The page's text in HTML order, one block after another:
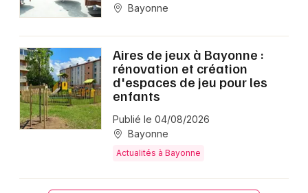
Bayonne
Aires de jeux à Bayonne :
rénovation et création
d'espaces de jeu pour les
enfants
Publié le 04/08/2026
Bayonne
Actualités à Bayonne